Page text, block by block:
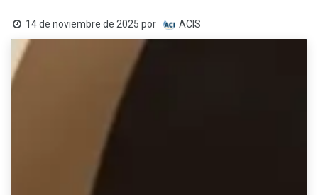
14 de noviembre de 2025 por ACIS